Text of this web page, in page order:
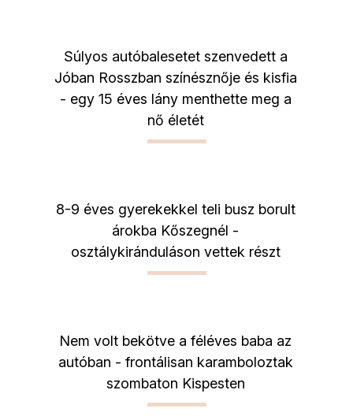
Súlyos autóbalesetet szenvedett a
Jóban Rosszban színésznője és kisfia
- egy 15 éves lány menthette meg a
nő életét
8-9 éves gyerekekkel teli busz borult
árokba Kőszegnél -
osztálykiránduláson vettek részt
Nem volt bekötve a féléves baba az
autóban - frontálisan karamboloztak
szombaton Kispesten